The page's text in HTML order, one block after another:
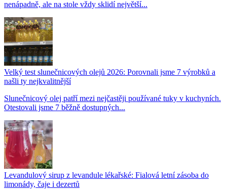
nenápadně, ale na stole vždy sklidí největší...
Velký test slunečnicových olejů 2026: Porovnali jsme 7 výrobků a
našli ty nejkvalitnější
Slunečnicový olej patří mezi nejčastěji používané tuky v kuchyních.
Otestovali jsme 7 běžně dostupných...
Levandulový sirup z levandule lékařské: Fialová letní zásoba do
limonády, čaje i dezertů